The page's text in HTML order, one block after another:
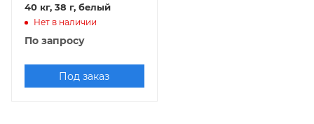
40 кг, 38 г, белый
Нет в наличии
По запросу
Под заказ